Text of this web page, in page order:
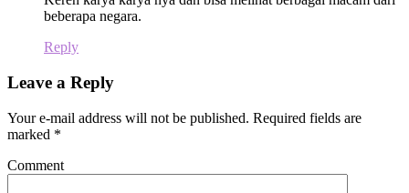
beberapa negara.
Reply
Leave a Reply
Your e-mail address will not be published. Required fields are
marked *
Comment